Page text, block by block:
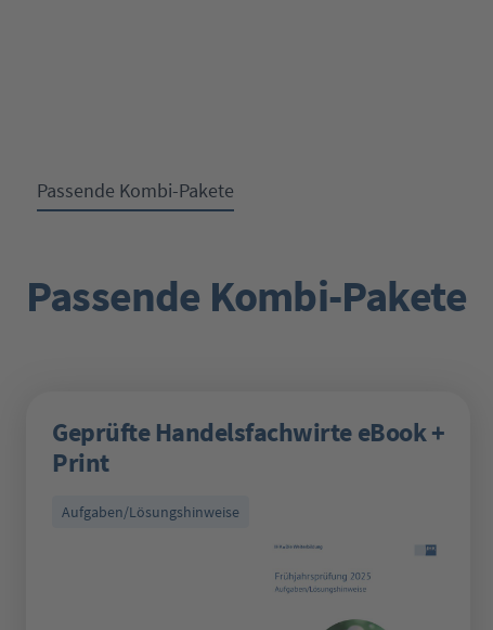
Passende Kombi-Pakete
Produktgalerie überspringen
Passende Kombi-Pakete
Geprüfte Handelsfachwirte eBook +
Print
Aufgaben/Lösungshinweise